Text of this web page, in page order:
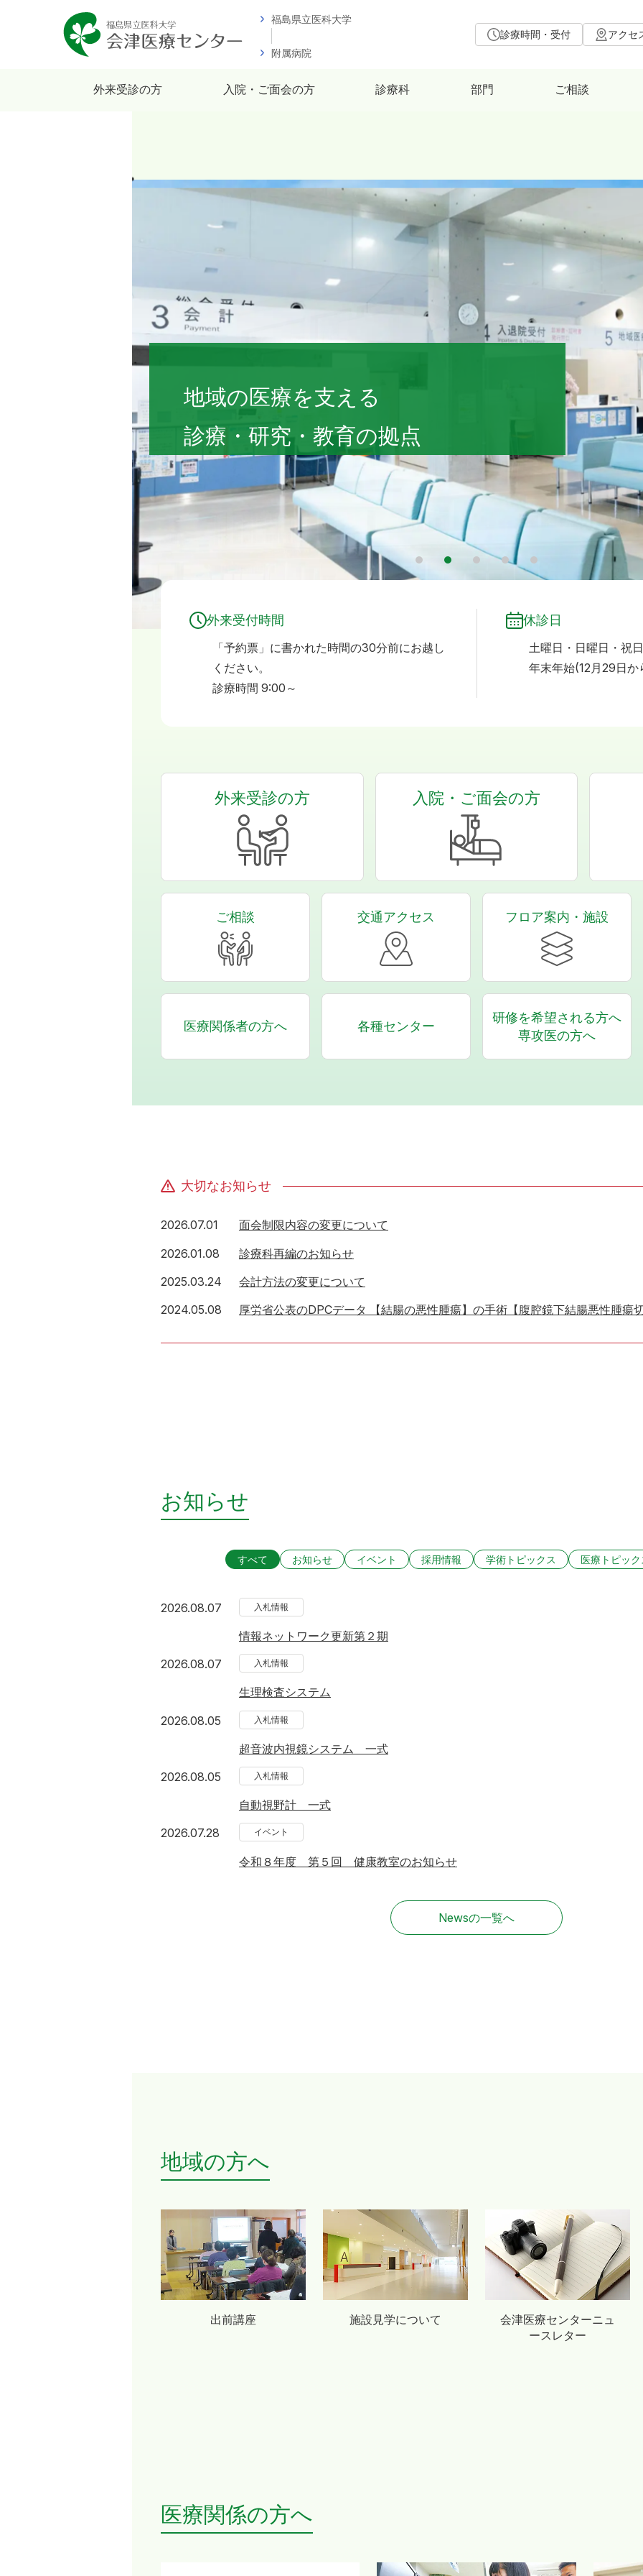
福島県立医科大学
附属病院
外来受診の方 入院・ご面会の方 診療科 部門 ご相談
診療時間・受付 アクセ
福島県立医科大学 会津診療センター
地域の医療を支える
診療・研究・教育の拠点
2 5
外来受付時間
「予約票」に書かれた時間の30分前にお越し
ください。
診療時間 9:00～
休診日
土曜日・日曜日・祝日
年末年始(12月29日
外来受診の方 入院・ご面会の方
ご相談 交通アクセス フロア案内・施設
医療関係者の方へ 各種センター
研修を希望される方へ
専攻医の方へ
大切なお知らせ
2026.07.01 2026年7月1日
面会制限内容の変更について
2026.01.08 2026年1月8日
診療科再編のお知らせ
2025.03.24 2025年3月24日
会計方法の変更について
2024.05.08 2024年5月8日
厚労省公表のDPCデータ 【結腸の悪性腫瘍】の手術【腹腔鏡下結腸悪性腫瘍
お知らせ
すべて お知らせ イベント 採用情報 学術トピックス 医療トピック
2026.08.07 2026年8月7日
入札情報
情報ネットワーク更新第２期
2026.08.07 2026年8月7日
入札情報
生理検査システム
2026.08.05 2026年8月5日
入札情報
超音波内視鏡システム 一式
2026.08.05 2026年8月5日
入札情報
自動視野計 一式
2026.07.28 2026年7月28日
イベント
令和８年度 第５回 健康教室のお知らせ
Newsの一覧へ
地域の方へ
出前講座 施設見学について
会津医療センターニュ
ースレター
医療関係の方へ